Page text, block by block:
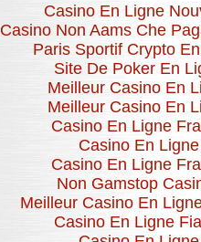
Casino En Ligne
Casino Non Aams Che
Paris Sportif Crypto
Site De Poker En
Meilleur Casino En
Meilleur Casino En
Casino En Ligne
Casino En Ligne
Casino En Ligne
Non Gamstop
Meilleur Casino En
Casino En Ligne